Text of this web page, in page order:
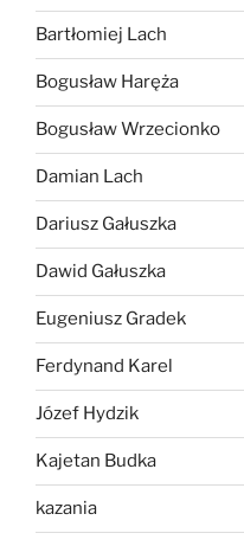
Bartłomiej Lach
Bogusław Haręża
Bogusław Wrzecionko
Damian Lach
Dariusz Gałuszka
Dawid Gałuszka
Eugeniusz Gradek
Ferdynand Karel
Józef Hydzik
Kajetan Budka
kazania